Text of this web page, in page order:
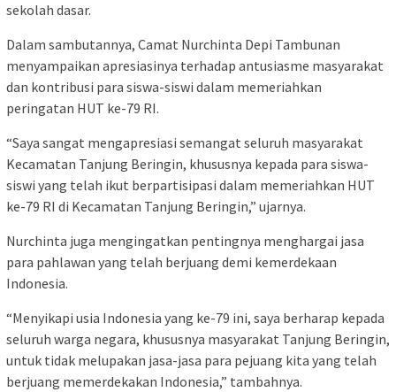
sekolah dasar.
Dalam sambutannya, Camat Nurchinta Depi Tambunan
menyampaikan apresiasinya terhadap antusiasme masyarakat
dan kontribusi para siswa-siswi dalam memeriahkan
peringatan HUT ke-79 RI.
“Saya sangat mengapresiasi semangat seluruh masyarakat
Kecamatan Tanjung Beringin, khususnya kepada para siswa-
siswi yang telah ikut berpartisipasi dalam memeriahkan HUT
ke-79 RI di Kecamatan Tanjung Beringin,” ujarnya.
Nurchinta juga mengingatkan pentingnya menghargai jasa
para pahlawan yang telah berjuang demi kemerdekaan
Indonesia.
“Menyikapi usia Indonesia yang ke-79 ini, saya berharap kepada
seluruh warga negara, khususnya masyarakat Tanjung Beringin,
untuk tidak melupakan jasa-jasa para pejuang kita yang telah
berjuang memerdekakan Indonesia,” tambahnya.